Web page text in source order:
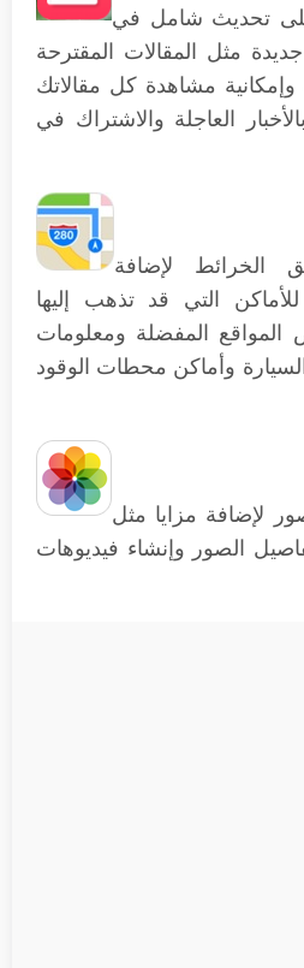
تحديث شامل في
مثل المقالات المقترحة
وإمكانية مشاهدة كل مقالاتك
العاجلة والاشتراك في
الخرائط لإضافة
للأماكن التي قد تذهب إليها
المفضلة ومعلومات
وأماكن محطات الوقود
لإضافة مزايا مثل
الصور وإنشاء فيديوهات